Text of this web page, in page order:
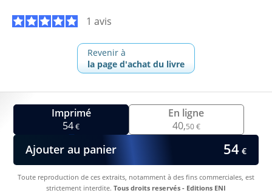
1 avis
Revenir à
la page d'achat du livre
Imprimé
54€
En ligne
40,50 €
Ajouter au panier 54€
Toute reproduction de ces extraits, notamment à des fins commerciales, est
strictement interdite. Tous droits reservés - Editions ENI